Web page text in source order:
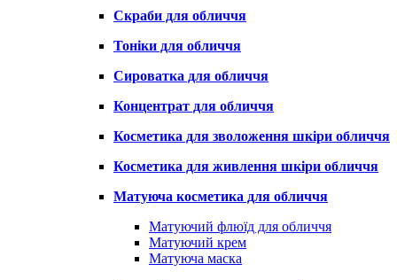
Скраби для обличчя
Тоніки для обличчя
Сироватка для обличчя
Концентрат для обличчя
Косметика для зволоження шкіри обличчя
Косметика для живлення шкіри обличчя
Матуюча косметика для обличчя
Матуючий флюїд для обличчя
Матуючий крем
Матуюча маска